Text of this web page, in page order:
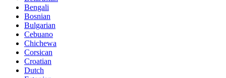
Bengali
Bosnian
Bulgarian
Cebuano
Chichewa
Corsican
Croatian
Dutch